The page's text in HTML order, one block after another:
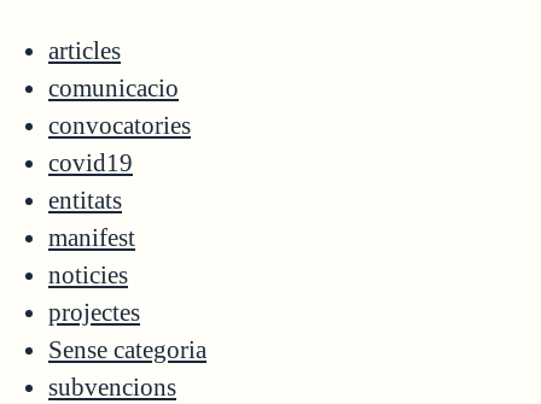
articles
comunicacio
convocatories
covid19
entitats
manifest
noticies
projectes
Sense categoria
subvencions